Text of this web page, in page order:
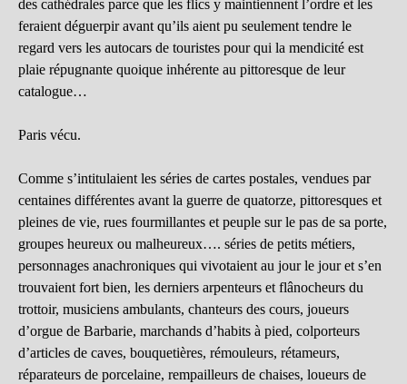
des cathédrales parce que les flics y maintiennent l’ordre et les
feraient déguerpir avant qu’ils aient pu seulement tendre le
regard vers les autocars de touristes pour qui la mendicité est
plaie répugnante quoique inhérente au pittoresque de leur
catalogue…
Paris vécu.
Comme s’intitulaient les séries de cartes postales, vendues par
centaines différentes avant la guerre de quatorze, pittoresques et
pleines de vie, rues fourmillantes et peuple sur le pas de sa porte,
groupes heureux ou malheureux…. séries de petits métiers,
personnages anachroniques qui vivotaient au jour le jour et s’en
trouvaient fort bien, les derniers arpenteurs et flânocheurs du
trottoir, musiciens ambulants, chanteurs des cours, joueurs
d’orgue de Barbarie, marchands d’habits à pied, colporteurs
d’articles de caves, bouquetières, rémouleurs, rétameurs,
réparateurs de porcelaine, rempailleurs de chaises, loueurs de